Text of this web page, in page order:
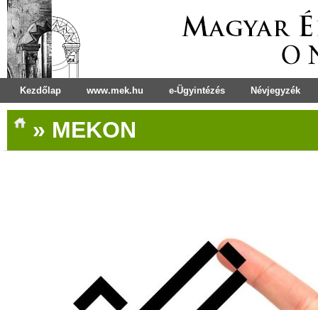
Kezdőlap www.mek.hu e-Ügyintézés Névjegyzék
» MEKON